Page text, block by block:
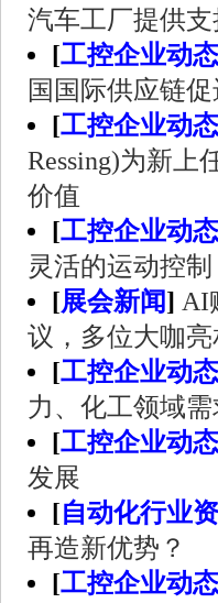
汽车工厂提供支
[工控企业动态
国国际供应链
[工控企业动态
Ressing)为新上
价值
[工控企业动态
灵活的运动控制
[展会新闻] AI
议，多位大咖亮
[工控企业动态
力、化工领域
[工控企业动态
发展
[自动化行业
再造新优势？
[工控企业动态